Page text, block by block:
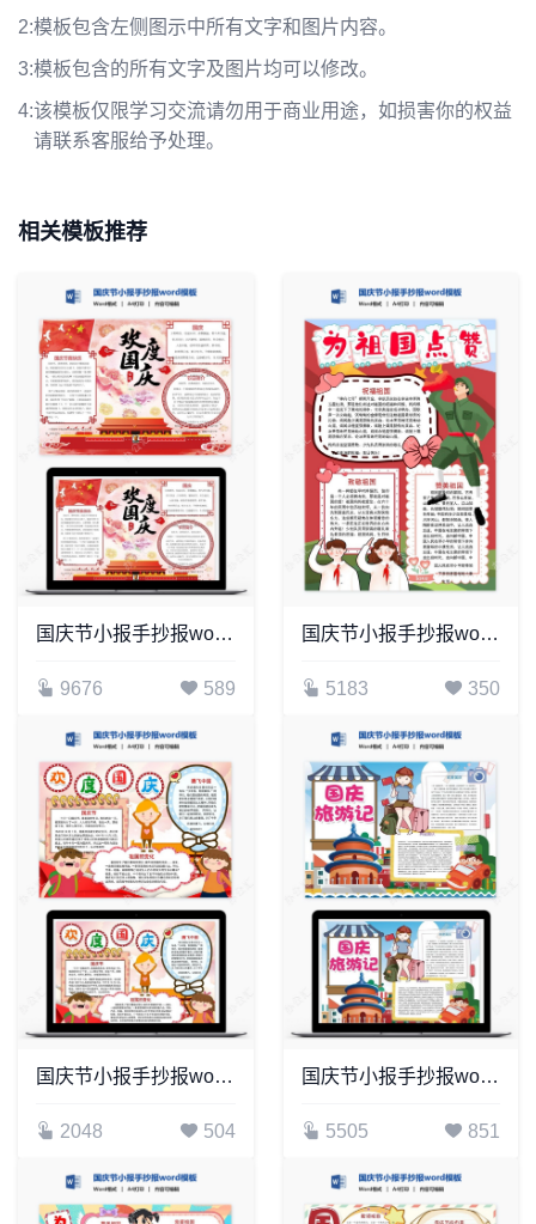
2:模板包含左侧图示中所有文字和图片内容。
3:模板包含的所有文字及图片均可以修改。
4:该模板仅限学习交流请勿用于商业用途，如损害你的权益
请联系客服给予处理。
相关模板推荐
国庆节小报手抄报word模板(26)
9676 589
国庆节小报手抄报word模板(12)
5183 350
国庆节小报手抄报word模板(31)
2048 504
国庆节小报手抄报word模板(23)
5505 851